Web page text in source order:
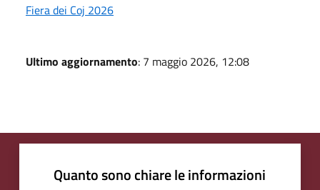
Fiera dei Coj 2026
Ultimo aggiornamento: 7 maggio 2026, 12:08
Quanto sono chiare le informazioni